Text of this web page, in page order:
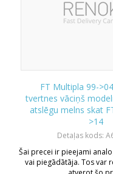
FT Multipla 99-
tvertnes vāciņš
atslēgu melns skat
>14
Detaļas kods:
Šai precei ir pieejami
vai piegādātāja. Tos var